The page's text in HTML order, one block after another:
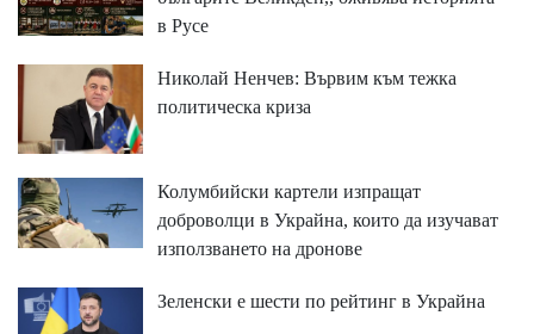
в Русе
Николай Ненчев: Вървим към тежка
политическа криза
Колумбийски картели изпращат
доброволци в Украйна, които да изучават
използването на дронове
Зеленски е шести по рейтинг в Украйна